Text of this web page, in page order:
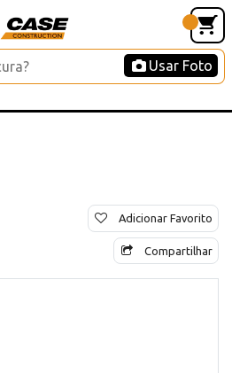
Usar Foto
Adicionar Favorito
Compartilhar